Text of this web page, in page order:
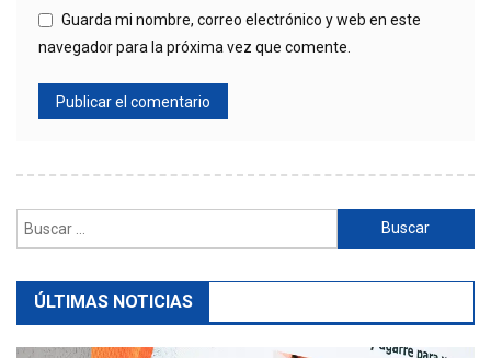
Guarda mi nombre, correo electrónico y web en este
navegador para la próxima vez que comente.
Buscar:
ÚLTIMAS NOTICIAS